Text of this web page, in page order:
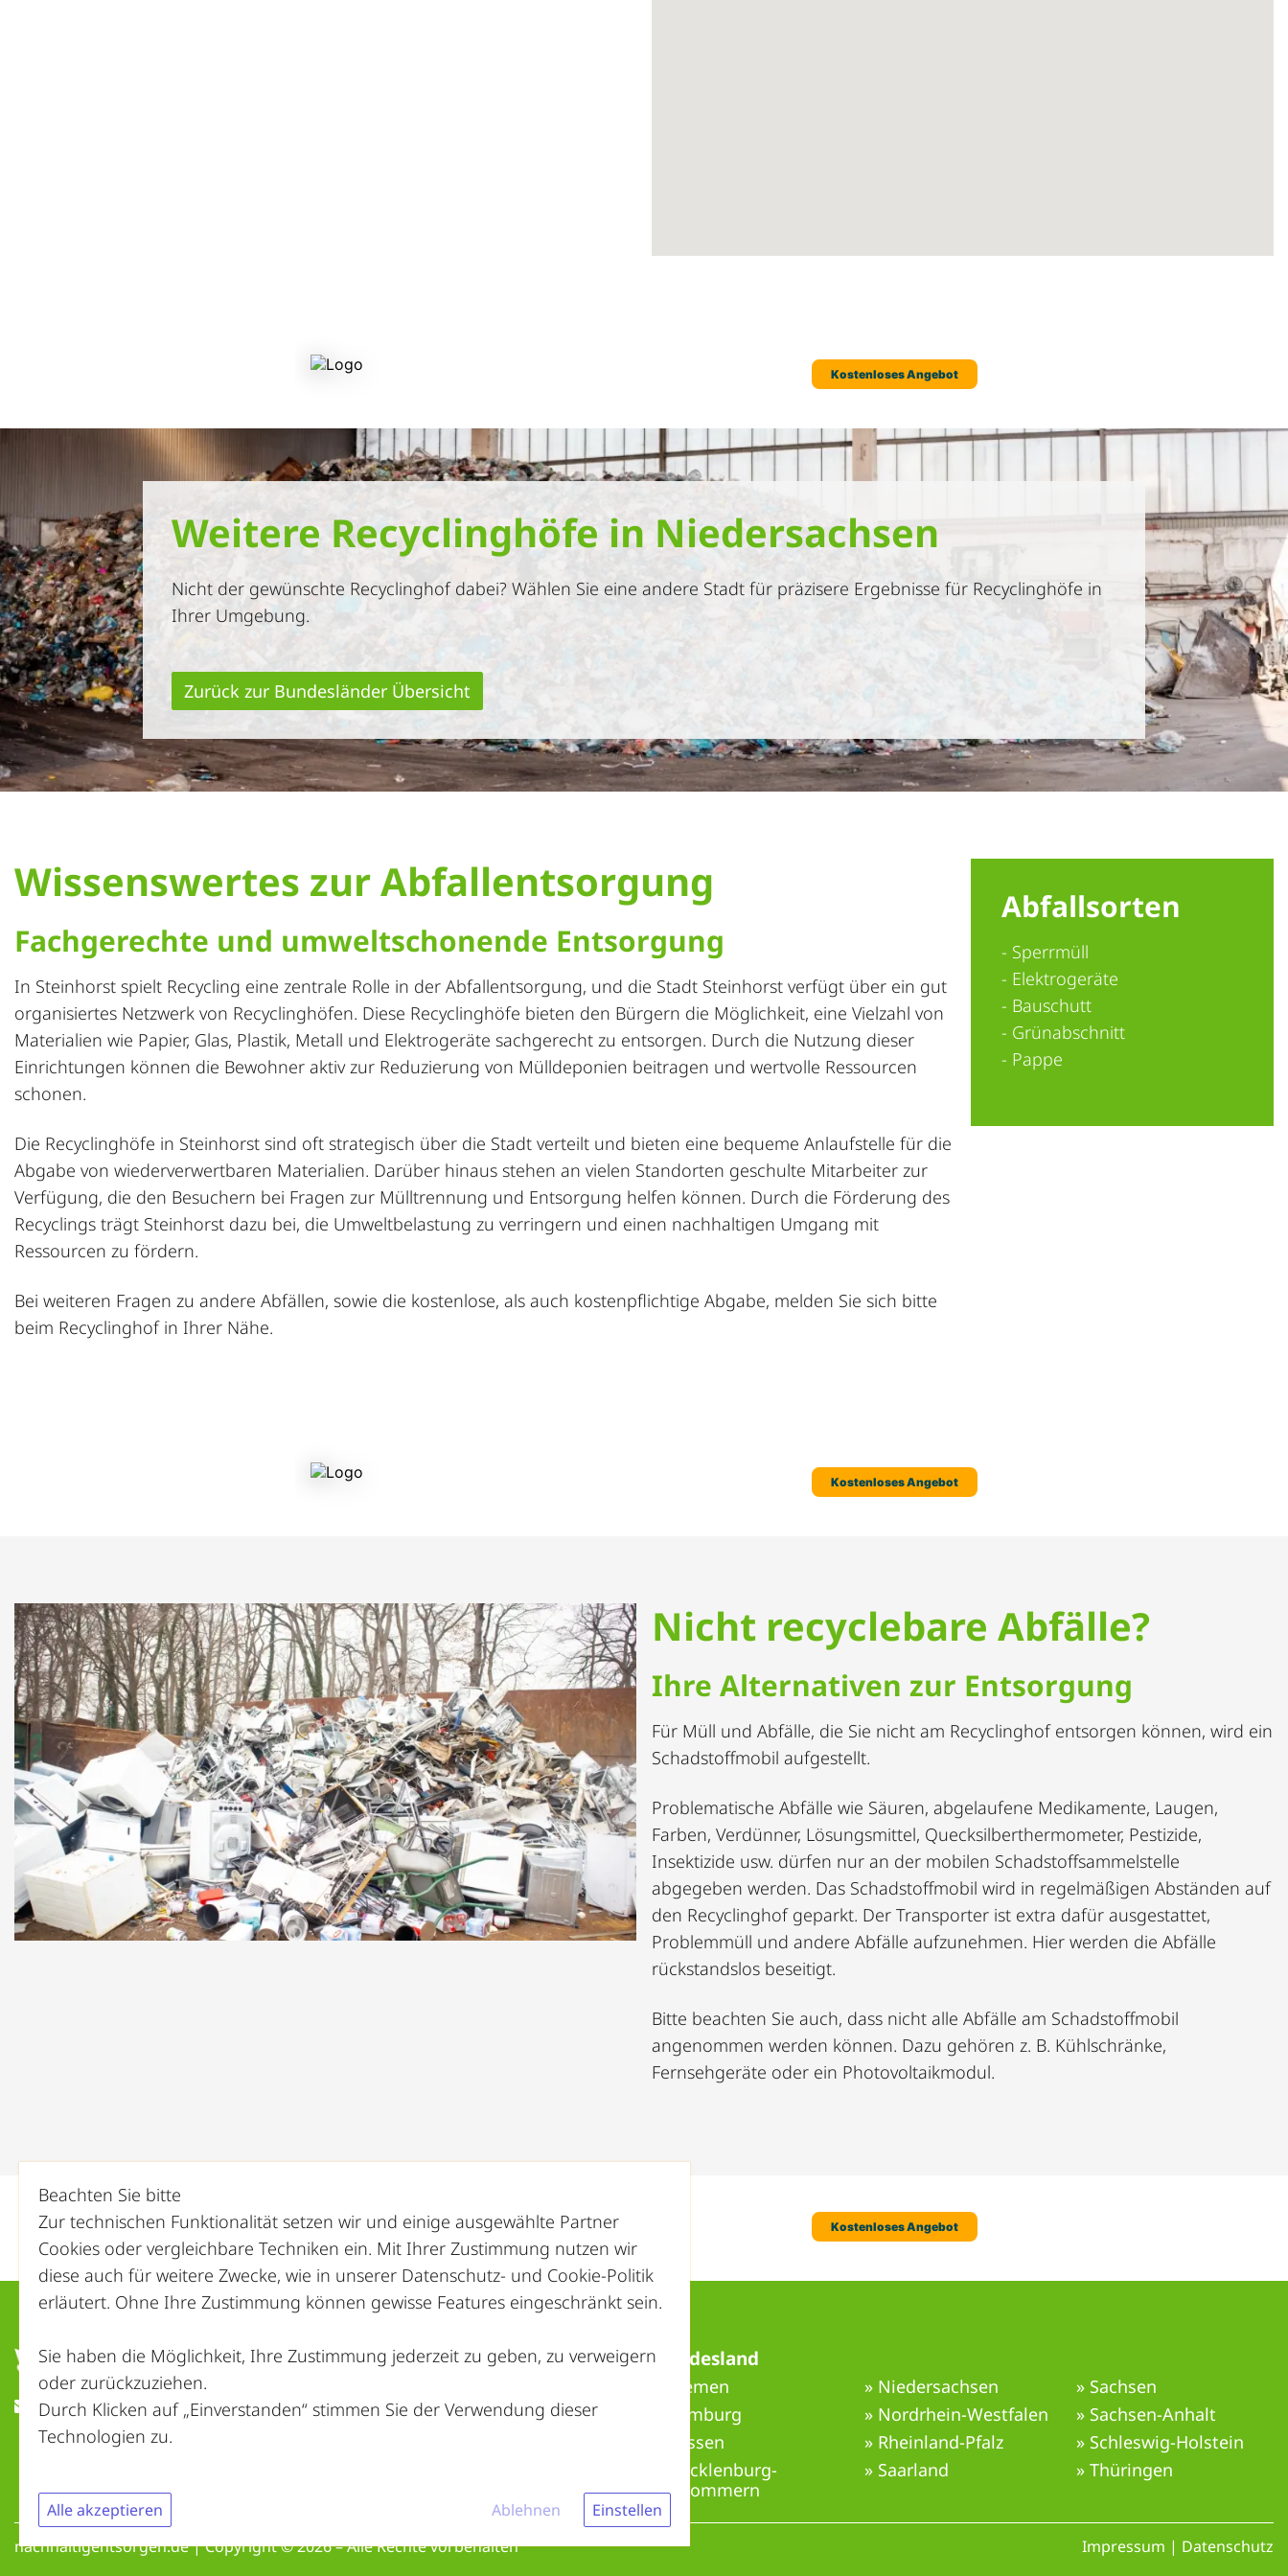
Weitere Recyclinghöfe in Niedersachsen
Nicht der gewünschte Recyclinghof dabei? Wählen Sie eine andere Stadt für präzisere Ergebnisse für Recyclinghöfe in
Ihrer Umgebung.
Zurück zur Bundesländer Übersicht
Wissenswertes zur Abfallentsorgung
Fachgerechte und umweltschonende Entsorgung
In Steinhorst spielt Recycling eine zentrale Rolle in der Abfallentsorgung, und die Stadt Steinhorst verfügt über ein gut
organisiertes Netzwerk von Recyclinghöfen. Diese Recyclinghöfe bieten den Bürgern die Möglichkeit, eine Vielzahl von
Materialien wie Papier, Glas, Plastik, Metall und Elektrogeräte sachgerecht zu entsorgen. Durch die Nutzung dieser
Einrichtungen können die Bewohner aktiv zur Reduzierung von Mülldeponien beitragen und wertvolle Ressourcen
schonen.
Die Recyclinghöfe in Steinhorst sind oft strategisch über die Stadt verteilt und bieten eine bequeme Anlaufstelle für die
Abgabe von wiederverwertbaren Materialien. Darüber hinaus stehen an vielen Standorten geschulte Mitarbeiter zur
Verfügung, die den Besuchern bei Fragen zur Mülltrennung und Entsorgung helfen können. Durch die Förderung des
Recyclings trägt Steinhorst dazu bei, die Umweltbelastung zu verringern und einen nachhaltigen Umgang mit
Ressourcen zu fördern.
Bei weiteren Fragen zu andere Abfällen, sowie die kostenlose, als auch kostenpflichtige Abgabe, melden Sie sich bitte
beim Recyclinghof in Ihrer Nähe.
Abfallsorten
- Sperrmüll
- Elektrogeräte
- Bauschutt
- Grünabschnitt
- Pappe
Nicht recyclebare Abfälle?
Ihre Alternativen zur Entsorgung
Für Müll und Abfälle, die Sie nicht am Recyclinghof entsorgen können, wird ein
Schadstoffmobil aufgestellt.
Problematische Abfälle wie Säuren, abgelaufene Medikamente, Laugen,
Farben, Verdünner, Lösungsmittel, Quecksilberthermometer, Pestizide,
Insektizide usw. dürfen nur an der mobilen Schadstoffsammelstelle
abgegeben werden. Das Schadstoffmobil wird in regelmäßigen Abständen auf
den Recyclinghof geparkt. Der Transporter ist extra dafür ausgestattet,
Problemmüll und andere Abfälle aufzunehmen. Hier werden die Abfälle
rückstandslos beseitigt.
Bitte beachten Sie auch, dass nicht alle Abfälle am Schadstoffmobil
angenommen werden können. Dazu gehören z. B. Kühlschränke,
Fernsehgeräte oder ein Photovoltaikmodul.
ed.negrostnegitlahhcan@ofni
Recyclinghöfe in Ihrem Bundesland
» Bayern
» Bremen
» Hamburg
» Hessen
» Mecklenburg-
Vorpommern
» Niedersachsen
» Nordrhein-Westfalen
» Rheinland-Pfalz
» Saarland
» Sachsen
» Sachsen-Anhalt
» Schleswig-Holstein
» Thüringen
nachhaltigentsorgen.de | Copyright © 2026 – Alle Rechte vorbehalten Impressum | Datenschutz
Beachten Sie bitte
Zur technischen Funktionalität setzen wir und einige ausgewählte Partner
Cookies oder vergleichbare Techniken ein. Mit Ihrer Zustimmung nutzen wir
diese auch für weitere Zwecke, wie in unserer Datenschutz- und Cookie-Politik
erläutert. Ohne Ihre Zustimmung können gewisse Features eingeschränkt sein.
Sie haben die Möglichkeit, Ihre Zustimmung jederzeit zu geben, zu verweigern
oder zurückzuziehen.
Durch Klicken auf „Einverstanden“ stimmen Sie der Verwendung dieser
Technologien zu.
Alle akzeptieren Einstellen
Ablehnen